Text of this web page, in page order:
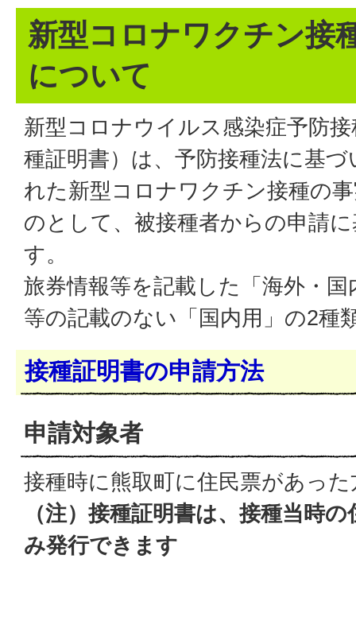
新型コロナワクチン接
について
新型コロナウイルス感染症予防
種証明書）は、予防接種法に基
れた新型コロナワクチン接種の
のとして、被接種者からの申請
す。
旅券情報等を記載した「海外・
等の記載のない「国内用」の2種
接種証明書の申請方法
申請対象者
接種時に熊取町に住民票があった
（注）接種証明書は、接種当時
み発行できます